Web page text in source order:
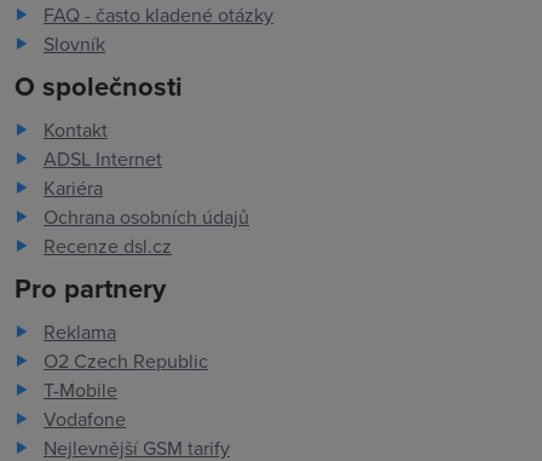
FAQ - často kladené otázky
Slovník
O společnosti
Kontakt
ADSL Internet
Kariéra
Ochrana osobních údajů
Recenze dsl.cz
Pro partnery
Reklama
O2 Czech Republic
T-Mobile
Vodafone
Nejlevnější GSM tarify